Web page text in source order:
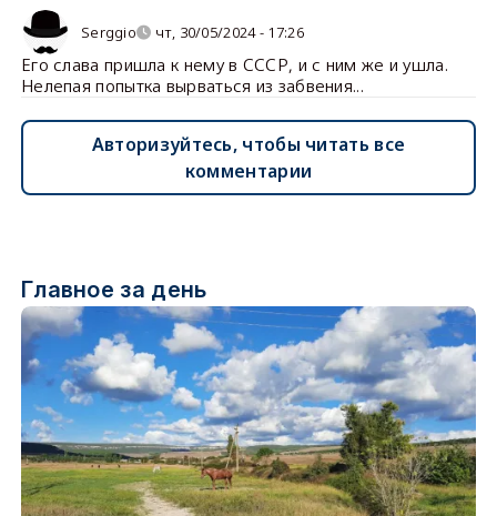
Serggio чт, 30/05/2024 - 17:26
Его слава пришла к нему в СССР, и с ним же и ушла.
Нелепая попытка вырваться из забвения...
Авторизуйтесь, чтобы читать все
комментарии
Главное за день